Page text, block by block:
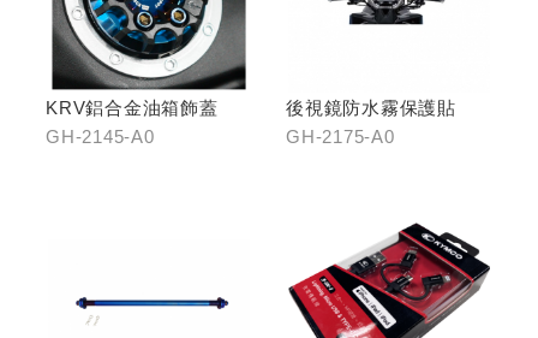
KRV鋁合金油箱飾蓋
GH-2145-A0
後視鏡防水霧保護貼
GH-2175-A0